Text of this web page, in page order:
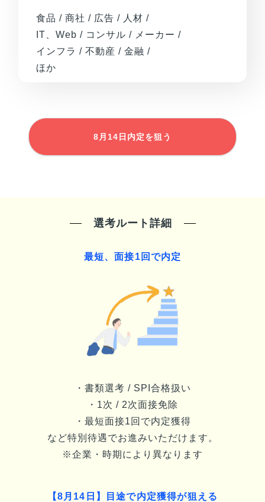
食品 / 商社 / 広告 / 人材 /
IT、Web / コンサル / メーカー /
インフラ / 不動産 / 金融 /
ほか
8月14日 内定を狙う
選考ルート詳細
最短、面接1回で内定
・書類選考 / SPI合格扱い
・1次 / 2次面接免除
・最短面接1回で内定獲得
など特別待遇でお進みいただけます。
※企業・時期により異なります
【8月14日 】目途で内定獲得が狙える